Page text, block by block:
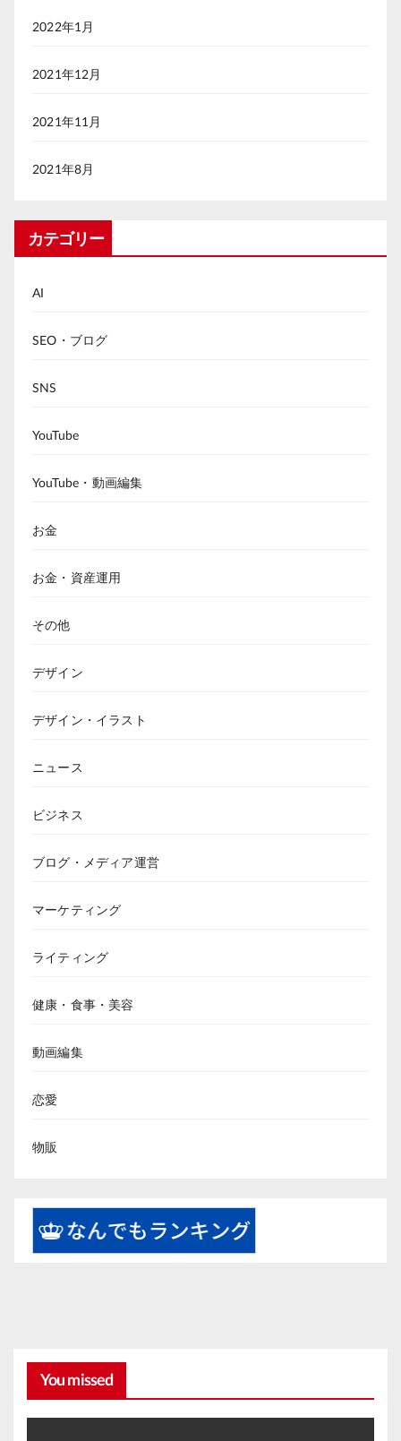
2022年1月
2021年12月
2021年11月
2021年8月
カテゴリー
AI
SEO・ブログ
SNS
YouTube
YouTube・動画編集
お金
お金・資産運用
その他
デザイン
デザイン・イラスト
ニュース
ビジネス
ブログ・メディア運営
マーケティング
ライティング
健康・食事・美容
動画編集
恋愛
物販
You missed